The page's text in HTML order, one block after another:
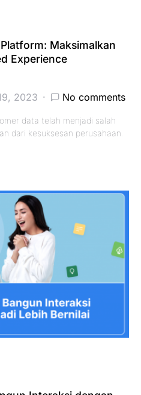
Maksimalkan
Experience
2023
No comments
data telah menjadi salah
dari kesuksesan perusahaan.